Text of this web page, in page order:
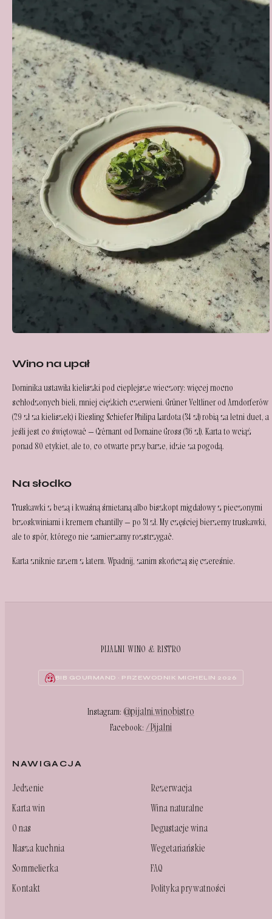
Wino na upał
Dominika ustawiła kieliszki pod cieplejsze wieczory: więcej mocno
schłodzonych bieli, mniej ciężkich czerwieni. Grüner Veltliner od Arndorferów
(29 zł za kieliszek) i Riesling Schiefer Philipa Lardota (34 zł) robią za letni duet, a
jeśli jest co świętować — Crémant od Domaine Gross (36 zł). Karta to wciąż
ponad 80 etykiet, ale to, co otwarte przy barze, idzie za pogodą.
Na słodko
Truskawki z bezą i kwaśną śmietaną albo biszkopt migdałowy z pieczonymi
brzoskwiniami i kremem chantilly — po 31 zł. My częściej bierzemy truskawki,
ale to spór, którego nie zamierzamy rozstrzygać.
Karta zniknie razem z latem. Wpadnij, zanim skończą się czereśnie.
PIJALNI WINO & BISTRO
BIB GOURMAND · PRZEWODNIK MICHELIN 2026
Instagram: @pijalni.winobistro
Facebook: /Pijalni
NAWIGACJA
Jedzenie
Karta win
O nas
Nasza kuchnia
Sommelierka
Kontakt
Rezerwacja
Wina naturalne
Degustacje wina
Wegetariańskie
FAQ
Polityka prywatności